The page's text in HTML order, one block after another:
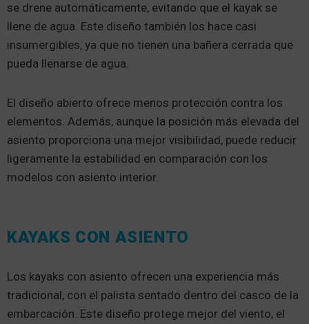
se drene automáticamente, evitando que el kayak se
llene de agua. Este diseño también los hace casi
insumergibles, ya que no tienen una bañera cerrada que
pueda llenarse de agua.
El diseño abierto ofrece menos protección contra los
elementos. Además, aunque la posición más elevada del
asiento proporciona una mejor visibilidad, puede reducir
ligeramente la estabilidad en comparación con los
modelos con asiento interior.
KAYAKS CON ASIENTO
Los kayaks con asiento ofrecen una experiencia más
tradicional, con el palista sentado dentro del casco de la
embarcación. Este diseño protege mejor del viento, el